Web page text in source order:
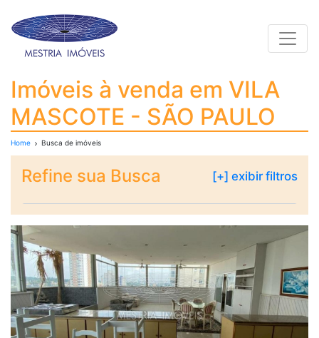
Imóveis à venda em
Imóveis à venda em VILA
MASCOTE - SÃO PAULO
Home Busca de imóveis
Refine sua Busca [+] exibir filtros
Bairro